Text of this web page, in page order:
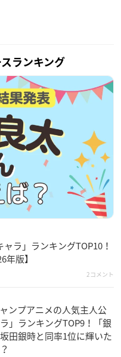
ランキング
ラ」ランキングTOP10！
版】
2コメント
ャンプアニメの人気主人公
」ランキングTOP9！「銀
田銀時と同率1位に輝いた